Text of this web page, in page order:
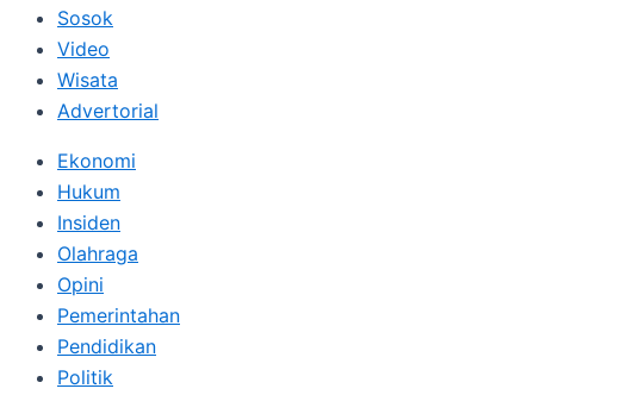
Sosok
Video
Wisata
Advertorial
Ekonomi
Hukum
Insiden
Olahraga
Opini
Pemerintahan
Pendidikan
Politik